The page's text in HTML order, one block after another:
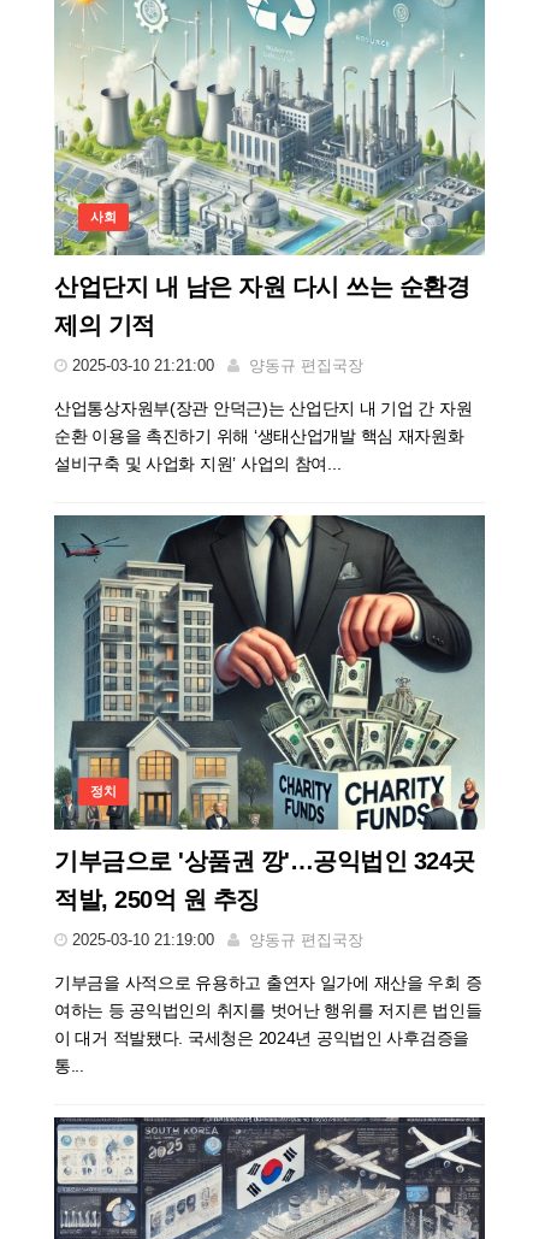
사회
산업단지 내 남은 자원 다시 쓰는 순환경
제의 기적
2025-03-10 21:21:00 양동규 편집국장
산업통상자원부(장관 안덕근)는 산업단지 내 기업 간 자원
순환 이용을 촉진하기 위해 ‘생태산업개발 핵심 재자원화
설비구축 및 사업화 지원’ 사업의 참여...
정치
기부금으로 '상품권 깡'…공익법인 324곳
적발, 250억 원 추징
2025-03-10 21:19:00 양동규 편집국장
기부금을 사적으로 유용하고 출연자 일가에 재산을 우회 증
여하는 등 공익법인의 취지를 벗어난 행위를 저지른 법인들
이 대거 적발됐다. 국세청은 2024년 공익법인 사후검증을
통...